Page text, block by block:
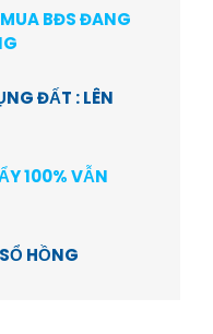
BĐS ĐANG
ĐẤT : LÊN
100% VẪN
HỒNG